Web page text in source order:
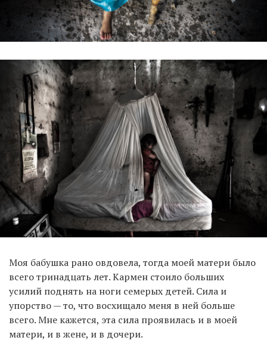
Моя бабушка рано овдовела, тогда моей матери было
всего тринадцать лет. Кармен стоило больших
усилий поднять на ноги семерых детей. Сила и
упорство — то, что восхищало меня в ней больше
всего. Мне кажется, эта сила проявилась и в моей
матери, и в жене, и в дочери.